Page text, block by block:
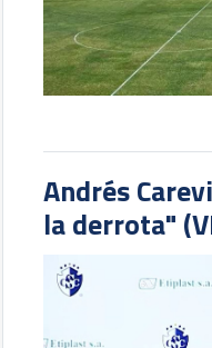
Andrés
la derrota"